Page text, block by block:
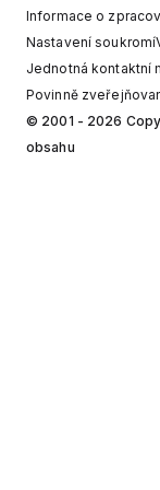
Informace o
Nastavení soukromí
Jednotná kontaktní
Povinně
© 2001 - 2026
obsahu